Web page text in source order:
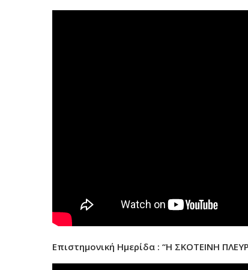
Επιστημονική Ημερίδα : “Η ΣΚΟΤΕΙΝΗ